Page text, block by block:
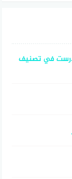
في تصنيف